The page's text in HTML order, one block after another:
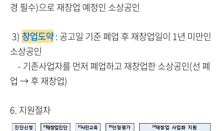
경 필수)으로 재창업 예정인 소상공인
3) 창업도약: 공고일 기준 폐업 후 재창업일이 1년 미만인
소상공인
- 기존사업자를 먼저 폐업하고 재창업한 소상공인(선 폐
업 → 후 재창업)
6. 지원절차